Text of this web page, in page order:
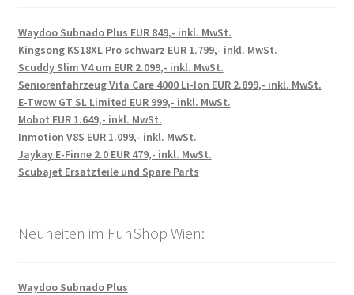
Waydoo Subnado Plus EUR 849,- inkl. MwSt.
Kingsong KS18XL Pro schwarz EUR 1.799,- inkl. MwSt.
Scuddy Slim V4 um EUR 2.099,- inkl. MwSt.
Seniorenfahrzeug Vita Care 4000 Li-Ion EUR 2.899,- inkl. MwSt.
E-Twow GT SL Limited EUR 999,- inkl. MwSt.
Mobot EUR 1.649,- inkl. MwSt.
Inmotion V8S EUR 1.099,- inkl. MwSt.
Jaykay E-Finne 2.0 EUR 479,- inkl. MwSt.
Scubajet Ersatzteile und Spare Parts
Neuheiten im FunShop Wien:
Waydoo Subnado Plus